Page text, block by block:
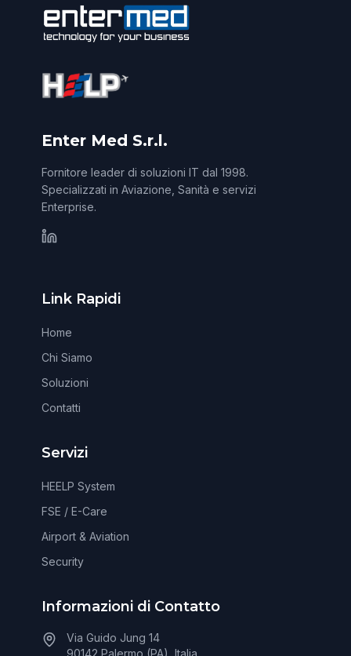
Enter Med S.r.l.
Fornitore leader di soluzioni IT dal 1998.
Specializzati in Aviazione, Sanità e servizi
Enterprise.
Link Rapidi
Home
Chi Siamo
Soluzioni
Contatti
Servizi
HEELP System
FSE / E-Care
Airport & Aviation
Security
Informazioni di Contatto
Via Guido Jung 14
90142 Palermo (PA), Italia